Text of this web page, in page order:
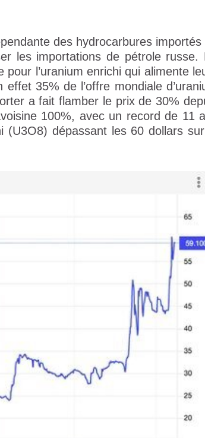
des hydrocarbures importés
les importations de pétrole russe.
l’uranium enrichi qui alimente
35% de l’offre mondiale
a fait flamber le prix de 30%
100%, avec un record de 11
(U3O8) dépassant les 60 dollars